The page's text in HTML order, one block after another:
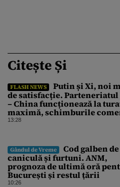
Citește Și
FLASH NEWS
Putin și Xi, noi
de satisfacție. Parteneriatul
– China funcționează la
maximă, schimburile
ating niveluri record
13:28
Gândul de Vreme
Cod galben de
caniculă și furtuni. ANM,
prognoza de ultimă oră
București și restul țării
10:26